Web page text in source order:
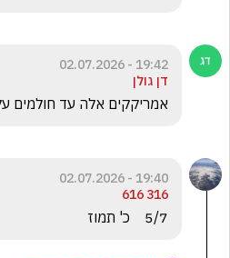
19:42 - 02.07.2026
דן גולן
אמריקקים אלה עד חולמים
19:40 - 02.07.2026
316 616
5/7    כ' תמוז